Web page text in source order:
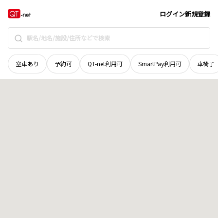
ログイン新規登録
空車あり 予約可 QT-net利用可 SmartPay利用可 車椅子
岡山県